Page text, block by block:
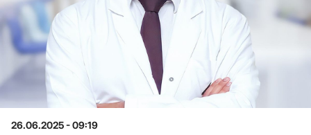
26.06.2025 - 09:19